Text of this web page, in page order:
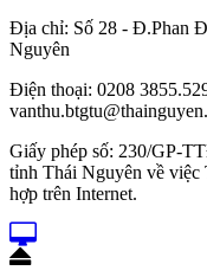
Địa chỉ: Số 28 - Đ.Phan
Nguyên
Điện thoại: 0208
Giấy phép số: 230/GP-
tỉnh Thái Nguyên về việc
hợp trên Internet.